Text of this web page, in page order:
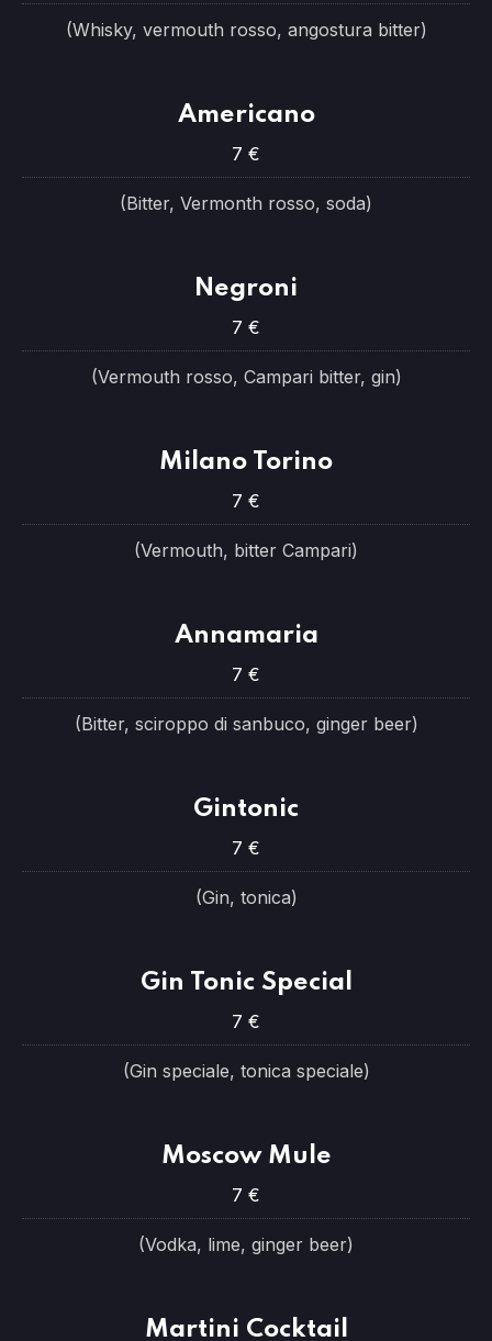
(Whisky, vermouth rosso, angostura bitter)
Americano
7 €
(Bitter, Vermonth rosso, soda)
Negroni
7 €
(Vermouth rosso, Campari bitter, gin)
Milano Torino
7 €
(Vermouth, bitter Campari)
Annamaria
7 €
(Bitter, sciroppo di sanbuco, ginger beer)
Gintonic
7 €
(Gin, tonica)
Gin Tonic Special
7 €
(Gin speciale, tonica speciale)
Moscow Mule
7 €
(Vodka, lime, ginger beer)
Martini Cocktail